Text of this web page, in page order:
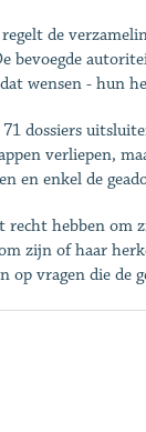
de
bevoegde
wensen - hun
dossiers
verliepen,
en enkel de
recht hebben om
zijn of haar
op vragen die de